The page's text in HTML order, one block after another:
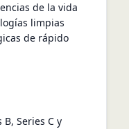
de la vida
limpias
de rápido
B, Series C y